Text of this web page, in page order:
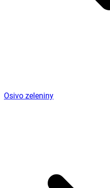
Osivo zeleniny